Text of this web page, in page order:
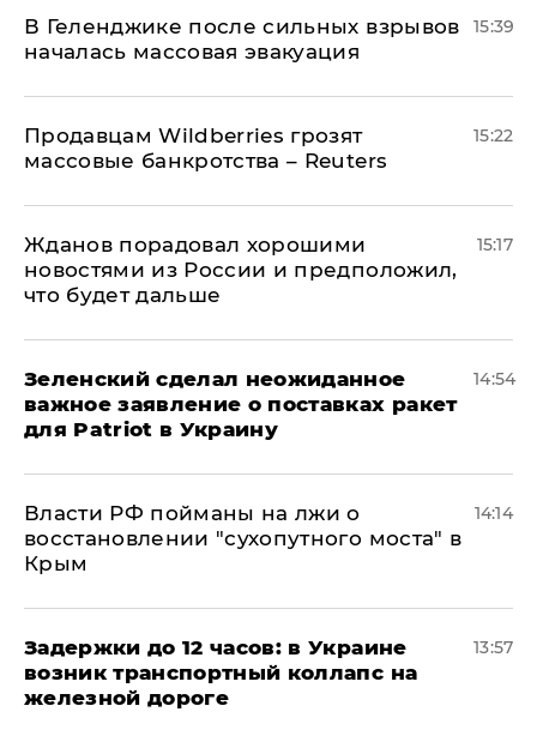
В Геленджике после сильных взрывов
началась массовая эвакуация
15:39
Продавцам Wildberries грозят
массовые банкротства – Reuters
15:22
Жданов порадовал хорошими
новостями из России и предположил,
что будет дальше
15:17
Зеленский сделал неожиданное
важное заявление о поставках ракет
для Patriot в Украину
14:54
Власти РФ пойманы на лжи о
восстановлении "сухопутного моста" в
Крым
14:14
Задержки до 12 часов: в Украине
возник транспортный коллапс на
железной дороге
13:57